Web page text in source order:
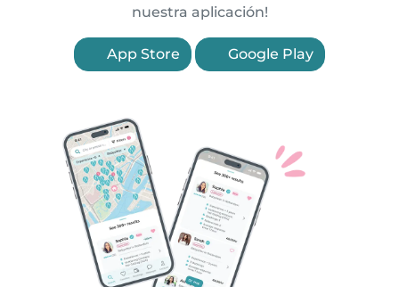
nuestra aplicación!
App Store Google Play